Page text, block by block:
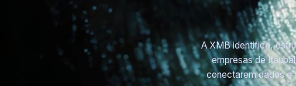
A XMB identifica,
empresas de
conectarem dados e